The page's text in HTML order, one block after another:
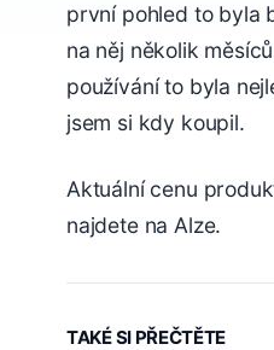
první pohled to byla
na něj několik
používání to byla
jsem si kdy koupil.
Aktuální cenu
najdete na Alze.
TAKÉ SI PŘEČTĚTE